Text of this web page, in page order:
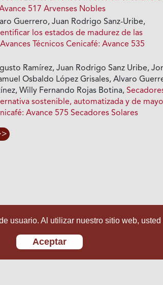
517 Arvenses Nobles
Guerrero, Juan Rodrigo Sanz-Uribe,
los estados de madurez de las
Avances Técnicos Cenicafé: Avance 535
Ramírez, Juan Rodrigo Sanz Uribe,
Osbaldo López Grisales, Alvaro
Willy Fernando Rojas Botina,
sostenible, automatizada y de
Avance 575 Secadores Solares
usuario. Al utilizar nuestro sitio web,
Aceptar